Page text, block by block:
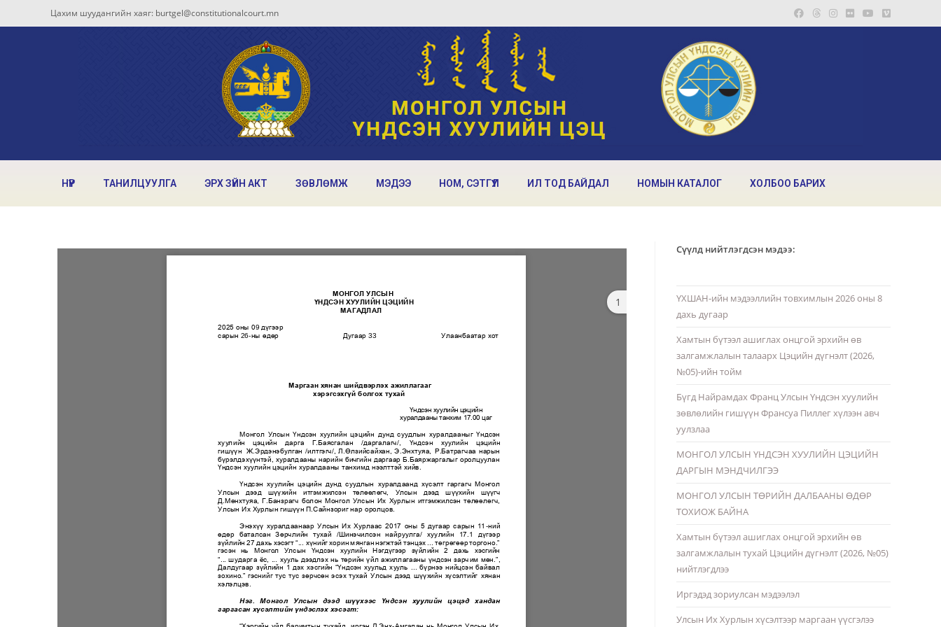
Цахим шуудангийн хаяг: burtgel@constitutionalcourt.mn
НҮҮР ТАНИЛЦУУЛГА ЭРХ ЗҮЙН АКТ ЗӨВЛӨМЖ МЭДЭЭ НОМ, СЭТГҮҮЛ ИЛ ТОД БАЙДАЛ НОМЫН КАТАЛОГ ХОЛБОО БАРИХ
1
Сүүлд нийтлэгдсэн мэдээ:
ҮХШАН-ийн мэдээллийн товхимлын 2026 оны 8
дахь дугаар
Хамтын бүтээл ашиглах онцгой эрхийн өв
залгамжлалын талаарх Цэцийн дүгнэлт (2026,
№05)-ийн тойм
Бүгд Найрамдах Франц Улсын Үндсэн хуулийн
зөвлөлийн гишүүн Франсуа Пиллег хүлээн авч
уулзлаа
МОНГОЛ УЛСЫН ҮНДСЭН ХУУЛИЙН ЦЭЦИЙН
ДАРГЫН МЭНДЧИЛГЭЭ
МОНГОЛ УЛСЫН ТӨРИЙН ДАЛБААНЫ ӨДӨР
ТОХИОЖ БАЙНА
Хамтын бүтээл ашиглах онцгой эрхийн өв
залгамжлалын тухай Цэцийн дүгнэлт (2026, №05)
нийтлэгдлээ
Иргэдэд зориулсан мэдээлэл
Улсын Их Хурлын хүсэлтээр маргаан үүсгэлээ